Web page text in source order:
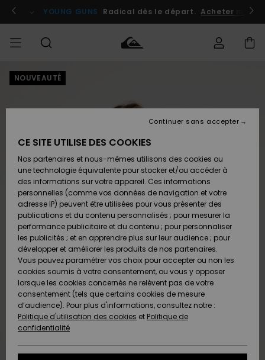
l'information
le
Se connecter / s'inscrire
YOUNG GUNS Radical dès le départ. Acheter
HOMME
Chaussures
& Tongs
Surf
Snow
Nouveautés
A
Découvrir
Chaussures
& Tongs
Surf
Snow
Nouveautés
A
Découvrir
FEMME
A
Découvrir
Snow
SURF
Homme
Surf
Shop
Enfant
Highlights
Communauté
SNOW
Homme
Snow
Shop
Enfant
Snow
Shop
Femme
A
Découvrir
Communauté
OUTLET
Enfant
Outlet
Femme
AIDE &
CONTACT
Retours
Paiement
Carte
Cadeau
Quiksilver
Freedom
Protection
des
MAGASINS
QUIKSILVER
NOUVEAUTÉ
CE SITE UTILISE DES COOKIES
Nos partenaires et nous-mêmes utilisons des cookies ou
une technologie équivalente pour stocker et/ou accéder à
des informations sur votre appareil. Ces informations
personnelles (comme vos données de navigation et votre
adresse IP) peuvent être utilisées pour vous présenter des
publications et du contenu personnalisés ; pour mesurer la
performance publicitaire et du contenu ; pour personnaliser
les publicités ; et en apprendre plus sur leur audience ; pour
développer et améliorer les produits de nos partenaires.
Vous pouvez paramétrer vos choix pour accepter ou non les
cookies soumis à votre consentement, ou vous y opposer
lorsque les cookies concernés ne relèvent pas de votre
consentement (tels que certains cookies de mesure
d’audience). Pour plus d'informations, consultez notre :
Politique d'utilisation des cookies et Politique de
confidentialité
Continuer sans accepter